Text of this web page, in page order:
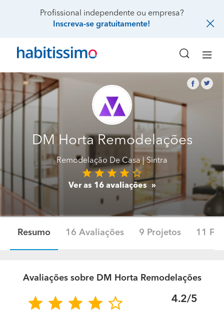
Profissional independente ou empresa?
Inscreva-se gratuitamente!
DM Horta Remodelações
Remodelação De Casa Sintra
Ver as 16 avaliações
Resumo 16 Avaliações 9 Projetos 11
Avaliações sobre DM Horta Remodelações
4.2/5